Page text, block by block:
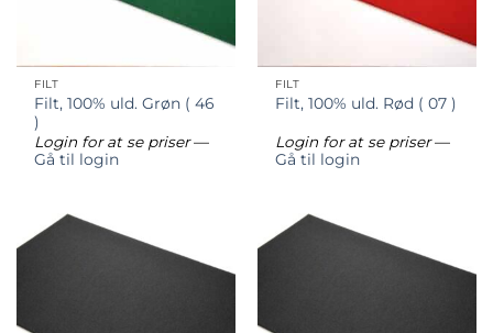
FILT
Filt, 100% uld. Grøn ( 46
)
Login for at se priser—
Gå til login
FILT
Filt, 100% uld. Rød ( 07 )
Login for at se priser—
Gå til login